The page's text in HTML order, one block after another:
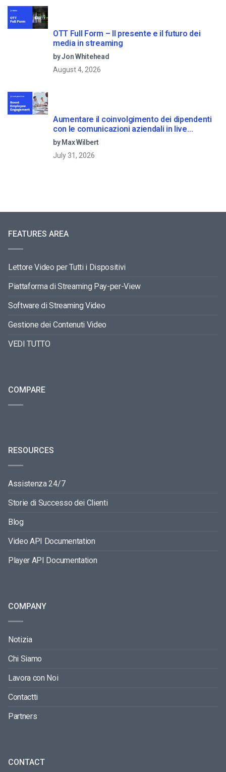
OTT Full Form – Il presente e il futuro dei
media in streaming
by Jon Whitehead
August 4, 2026
Aumentare il coinvolgimento dei dipendenti
con le comunicazioni aziendali in live
streaming
by Max Wilbert
July 31, 2026
FEATURES AREA
Lettore Video per Tutti i Dispositivi
Piattaforma di Streaming Pay-per-View
Software di Streaming Video
Gestione dei Contenuti Video
VEDI TUTTO
COMPARE
RESOURCES
Assistenza 24/7
Storie di Successo dei Clienti
Blog
Video API Documentation
Player API Documentation
COMPANY
Notizia
Chi Siamo
Lavora con Noi
Contactti
Partners
CONTACT